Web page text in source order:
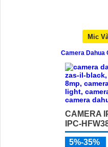
Mic
Camera Dahua
CAMERA
IPC-
5%-35%